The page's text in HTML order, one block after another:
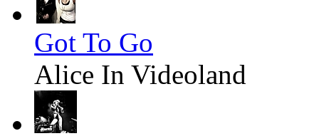
Got To Go
Alice In Videoland